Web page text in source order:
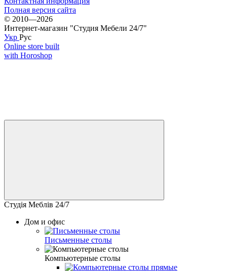
Полная версия сайта
© 2010—2026
Интернет-магазин "Студия Мебели 24/7"
Укр Рус
Online store built
with Horoshop
Студія Меблів 24/7
Дом и офис
Письменные столы
Компьютерные столы